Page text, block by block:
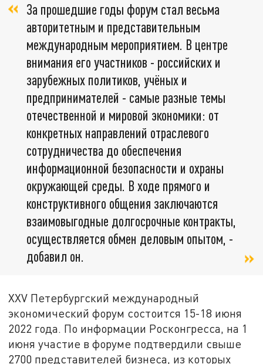
За прошедшие годы форум стал весьма
авторитетным и представительным
международным мероприятием. В центре
внимания его участников - российских и
зарубежных политиков, учёных и
предпринимателей - самые разные темы
отечественной и мировой экономики: от
конкретных направлений отраслевого
сотрудничества до обеспечения
информационной безопасности и охраны
окружающей среды. В ходе прямого и
конструктивного общения заключаются
взаимовыгодные долгосрочные контракты,
осуществляется обмен деловым опытом, -
добавил он.
ХХV Петербургский международный
экономический форум состоится 15-18 июня
2022 года. По информации Росконгресса, на 1
июня участие в форуме подтвердили свыше
2700 представителей бизнеса, из которых